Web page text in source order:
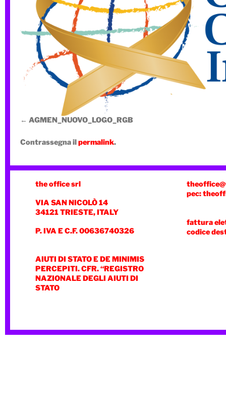
AGMEN_NUOVO_LOGO_RGB
Contrassegna ilpermalink.
the office srl
VIA SAN NICOLÒ 14
34121 TRIESTE, ITALY
P. IVA E C.F. 00636740326
AIUTI DI STATO E DE MINIMIS
PERCEPITI. CFR. “REGISTRO
NAZIONALE DEGLI AIUTI DI
STATO
pec:
fattura
codice